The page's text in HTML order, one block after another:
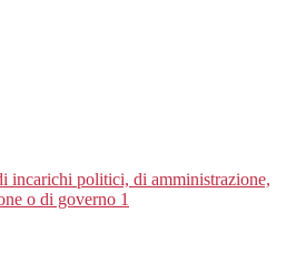
incarichi politici, di amministrazione,
o di governo 1